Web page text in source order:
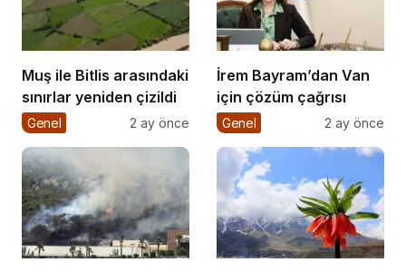
Muş ile Bitlis arasındaki
sınırlar yeniden çizildi
Genel 2 ay önce
İrem Bayram’dan Van
için çözüm çağrısı
Genel 2 ay önce